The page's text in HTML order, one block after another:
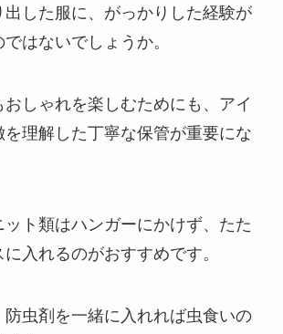
出した服に、がっかりした経験が
はないでしょうか。
しゃれを楽しむためにも、アイ
を理解した丁寧な保管が重要にな
ト類はハンガーにかけず、たた
入れるのがおすすめです。
虫剤を一緒に入れれば虫食いの